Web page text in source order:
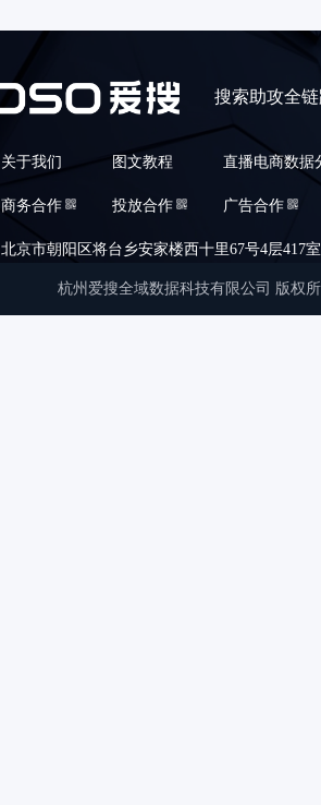
搜索助攻全
关于我们 图文教程 直播电商数据
商务合作 投放合作 广告合作
北京市朝阳区将台乡安家楼西十里67号4层417室
杭州爱搜全域数据科技有限公司 版权